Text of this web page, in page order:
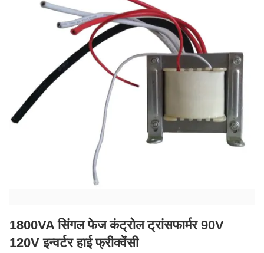
1800VA सिंगल फेज कंट्रोल ट्रांसफार्मर 90V
120V इन्वर्टर हाई फ्रीक्वेंसी